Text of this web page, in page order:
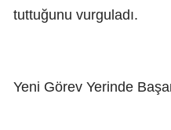
tuttuğunu vurguladı.
Yeni Görev Yerinde